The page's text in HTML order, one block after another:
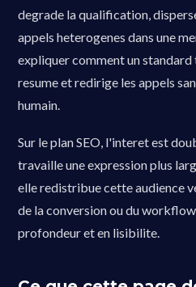
degrade la qualification,
appels heterogenes dans une
expliquer comment un
resume et redirige les appels
humain.
Sur le plan SEO, l'interet est
travaille une expression plus
elle redistribue cette audience
de la conversion ou du
profondeur et en lisibilite.